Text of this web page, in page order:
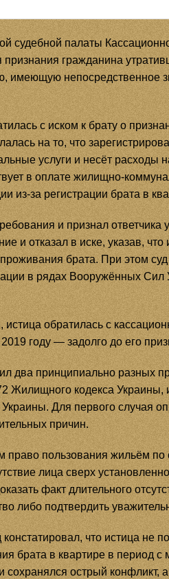
судебной палаты
гражданина
непосредственное
с иском к брату о
на то, что
услуги и несёт расходы
в оплате жилищно-
из-за регистрации брата в
и признал
и отказал в иске, указав,
брата. При этом
в рядах Вооружённых Сил
обратилась с
году — задолго до его
два принципиально разных
Жилищного кодекса
Для первого случая
причин.
право пользования жильём
лица сверх
факт длительного
либо подтвердить
что истица не
брата в квартире в период
острый конфликт,